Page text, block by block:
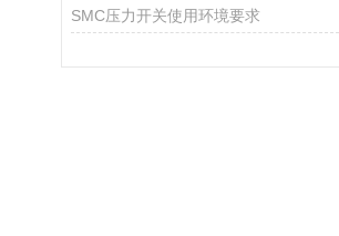
SMC压力开关使用环境要求